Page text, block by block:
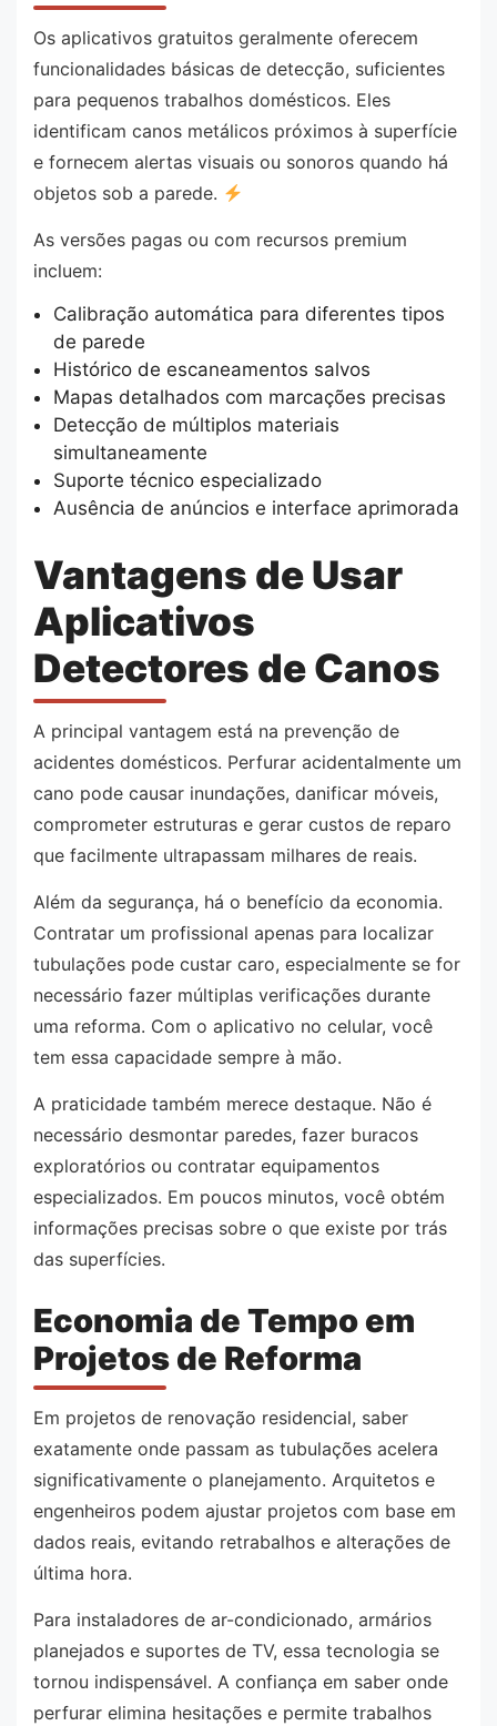
Os aplicativos gratuitos geralmente oferecem
funcionalidades básicas de detecção, suficientes
para pequenos trabalhos domésticos. Eles
identificam canos metálicos próximos à superfície
e fornecem alertas visuais ou sonoros quando há
objetos sob a parede.
As versões pagas ou com recursos premium
incluem:
Calibração automática para diferentes tipos
de parede
Histórico de escaneamentos salvos
Mapas detalhados com marcações precisas
Detecção de múltiplos materiais
simultaneamente
Suporte técnico especializado
Ausência de anúncios e interface aprimorada
Vantagens de Usar
Aplicativos
Detectores de Canos
A principal vantagem está na prevenção de
acidentes domésticos. Perfurar acidentalmente um
cano pode causar inundações, danificar móveis,
comprometer estruturas e gerar custos de reparo
que facilmente ultrapassam milhares de reais.
Além da segurança, há o benefício da economia.
Contratar um profissional apenas para localizar
tubulações pode custar caro, especialmente se for
necessário fazer múltiplas verificações durante
uma reforma. Com o aplicativo no celular, você
tem essa capacidade sempre à mão.
A praticidade também merece destaque. Não é
necessário desmontar paredes, fazer buracos
exploratórios ou contratar equipamentos
especializados. Em poucos minutos, você obtém
informações precisas sobre o que existe por trás
das superfícies.
Economia de Tempo em
Projetos de Reforma
Em projetos de renovação residencial, saber
exatamente onde passam as tubulações acelera
significativamente o planejamento. Arquitetos e
engenheiros podem ajustar projetos com base em
dados reais, evitando retrabalhos e alterações de
última hora.
Para instaladores de ar-condicionado, armários
planejados e suportes de TV, essa tecnologia se
tornou indispensável. A confiança em saber onde
perfurar elimina hesitações e permite trabalhos